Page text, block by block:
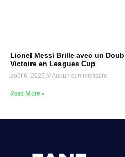
Lionel Messi Brille avec un
Victoire en Leagues Cup
août 6, 2026 Aucun commentaire
Read More »